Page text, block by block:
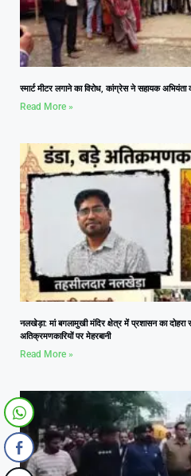
स्मार्ट मीटर लगाने का विरोध, कांग्रेस ने सहायक अभियंता
Read More »
नलखेड़ा: मां बगलामुखी मंदिर क्षेत्र में प्रशासन का दोहरा
अतिक्रमणकारियों पर मेहरबानी
Read More »